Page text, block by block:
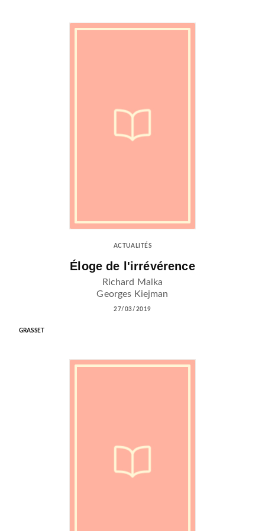
ACTUALITÉS
Éloge de l'irrévérence
Richard Malka
Georges Kiejman
27/03/2019
GRASSET